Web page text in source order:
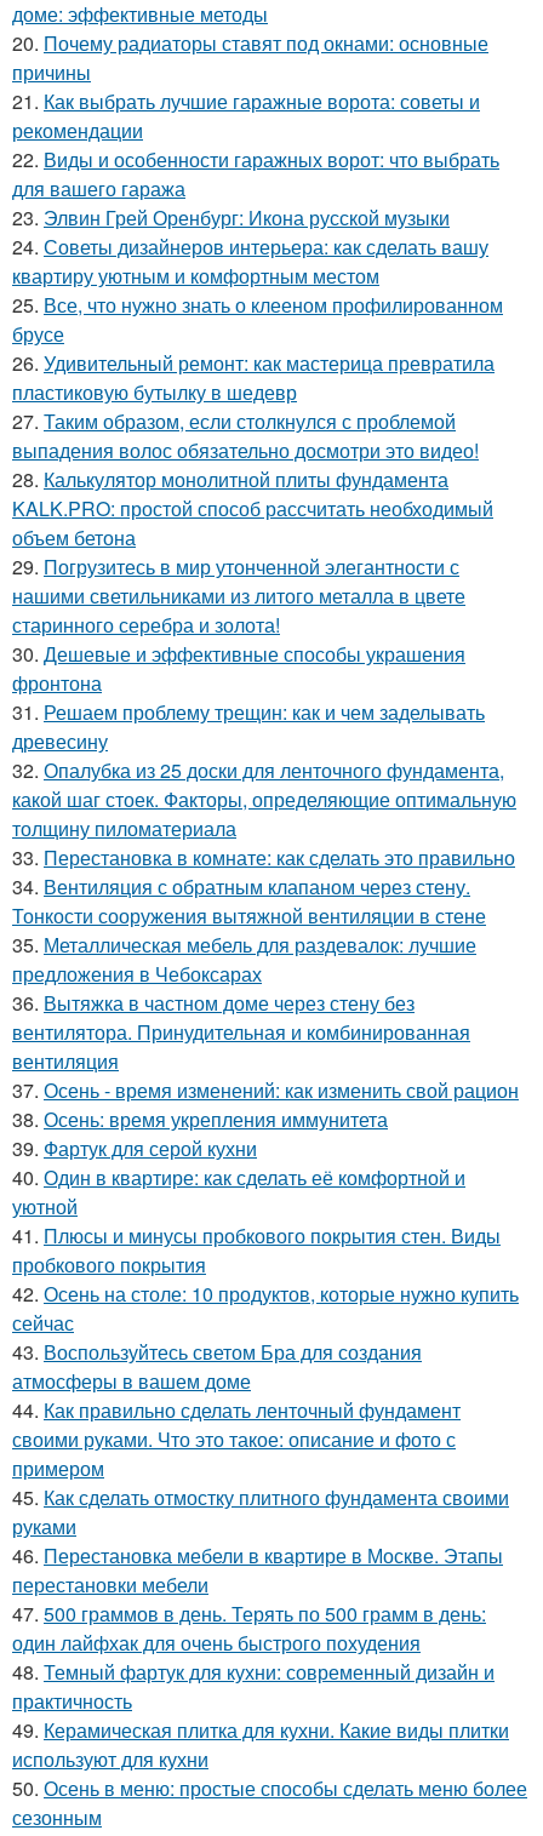
доме: эффективные методы
20. Почему радиаторы ставят под окнами: основные
причины
21. Как выбрать лучшие гаражные ворота: советы и
рекомендации
22. Виды и особенности гаражных ворот: что выбрать
для вашего гаража
23. Элвин Грей Оренбург: Икона русской музыки
24. Советы дизайнеров интерьера: как сделать вашу
квартиру уютным и комфортным местом
25. Все, что нужно знать о клееном профилированном
брусе
26. Удивительный ремонт: как мастерица превратила
пластиковую бутылку в шедевр
27. Таким образом, если столкнулся с проблемой
выпадения волос обязательно досмотри это видео!
28. Калькулятор монолитной плиты фундамента
KALK.PRO: простой способ рассчитать необходимый
объем бетона
29. Погрузитесь в мир утонченной элегантности с
нашими светильниками из литого металла в цвете
старинного серебра и золота!
30. Дешевые и эффективные способы украшения
фронтона
31. Решаем проблему трещин: как и чем заделывать
древесину
32. Опалубка из 25 доски для ленточного фундамента,
какой шаг стоек. Факторы, определяющие оптимальную
толщину пиломатериала
33. Перестановка в комнате: как сделать это правильно
34. Вентиляция с обратным клапаном через стену.
Тонкости сооружения вытяжной вентиляции в стене
35. Металлическая мебель для раздевалок: лучшие
предложения в Чебоксарах
36. Вытяжка в частном доме через стену без
вентилятора. Принудительная и комбинированная
вентиляция
37. Осень - время изменений: как изменить свой рацион
38. Осень: время укрепления иммунитета
39. Фартук для серой кухни
40. Один в квартире: как сделать её комфортной и
уютной
41. Плюсы и минусы пробкового покрытия стен. Виды
пробкового покрытия
42. Осень на столе: 10 продуктов, которые нужно купить
сейчас
43. Воспользуйтесь светом Бра для создания
атмосферы в вашем доме
44. Как правильно сделать ленточный фундамент
своими руками. Что это такое: описание и фото с
примером
45. Как сделать отмостку плитного фундамента своими
руками
46. Перестановка мебели в квартире в Москве. Этапы
перестановки мебели
47. 500 граммов в день. Терять по 500 грамм в день:
один лайфхак для очень быстрого похудения
48. Темный фартук для кухни: современный дизайн и
практичность
49. Керамическая плитка для кухни. Какие виды плитки
используют для кухни
50. Осень в меню: простые способы сделать меню более
сезонным